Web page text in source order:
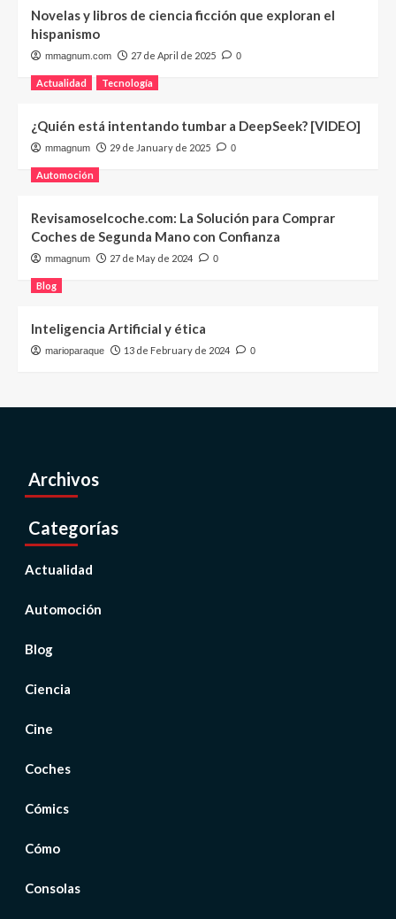
Novelas y libros de ciencia ficción que exploran el
hispanismo
mmagnum.com 27 de April de 2025 0
Actualidad Tecnología
¿Quién está intentando tumbar a DeepSeek? [VIDEO]
mmagnum 29 de January de 2025 0
Automoción
Revisamoselcoche.com: La Solución para Comprar
Coches de Segunda Mano con Confianza
mmagnum 27 de May de 2024 0
Blog
Inteligencia Artificial y ética
marioparaque 13 de February de 2024 0
Archivos
Categorías
Actualidad
Automoción
Blog
Ciencia
Cine
Coches
Cómics
Cómo
Consolas